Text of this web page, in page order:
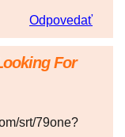
Odpovedať
For
srt/79one?